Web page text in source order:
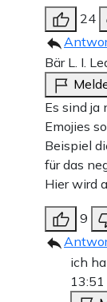
24
Bär L. I.
Es sind ja
Emojies
Beispiel
für das
Hier wird
9
ich